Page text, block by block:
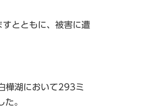
とともに、被害に遭
樺湖において293ミ
。